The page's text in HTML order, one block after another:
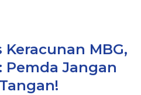
Keracunan MBG,
Pemda Jangan